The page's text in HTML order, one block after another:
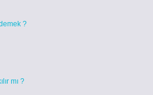
?
mı ?